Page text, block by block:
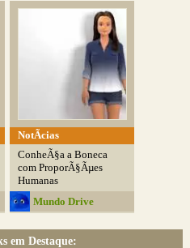
NotÃ­cias
ConheÃ§a a Boneca
com ProporÃ§Ãµes
Humanas
Mundo Drive
em Destaque: